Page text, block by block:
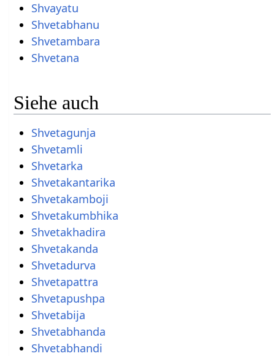
Shvayatu
Shvetabhanu
Shvetambara
Shvetana
Siehe auch
Shvetagunja
Shvetamli
Shvetarka
Shvetakantarika
Shvetakamboji
Shvetakumbhika
Shvetakhadira
Shvetakanda
Shvetadurva
Shvetapattra
Shvetapushpa
Shvetabija
Shvetabhanda
Shvetabhandi